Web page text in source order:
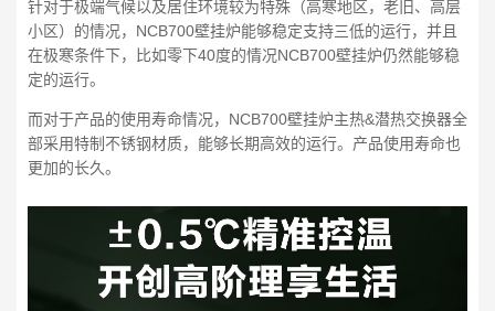
针对于极端气候以及居住环境较为特殊（高寒地区，老旧、高层
小区）的情况，NCB700壁挂炉能够稳定支持三低的运行，并且
在极寒条件下，比如零下40度的情况NCB700壁挂炉仍然能够稳
定的运行。
而对于产品的使用寿命情况，NCB700壁挂炉主热&潜热交换器全
部采用特制不锈钢材质，能够长期高效的运行。产品使用寿命也
更加的长久。